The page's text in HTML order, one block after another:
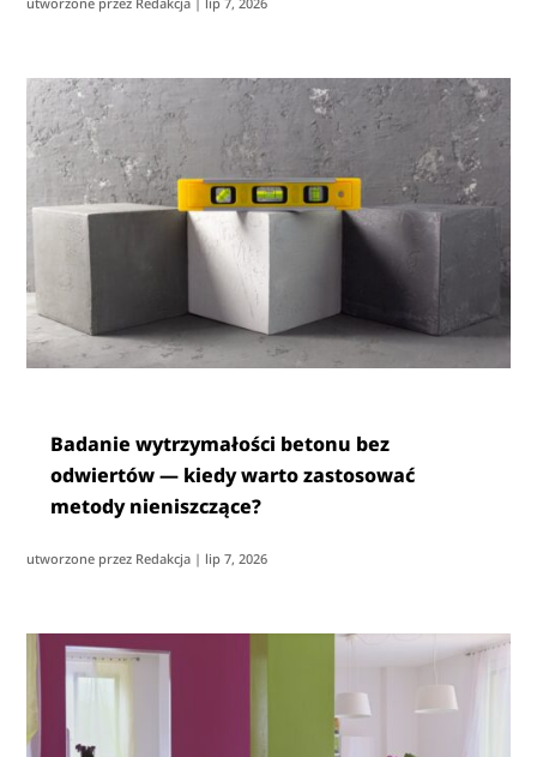
Badanie wytrzymałości betonu bez
odwiertów — kiedy warto zastosować
metody nieniszczące?
utworzone przez Redakcja | lip 7, 2026